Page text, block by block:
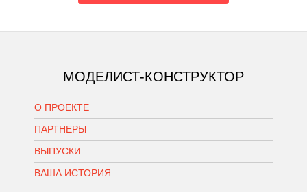
МОДЕЛИСТ-КОНСТРУКТОР
О ПРОЕКТЕ
ПАРТНЕРЫ
ВЫПУСКИ
ВАША ИСТОРИЯ